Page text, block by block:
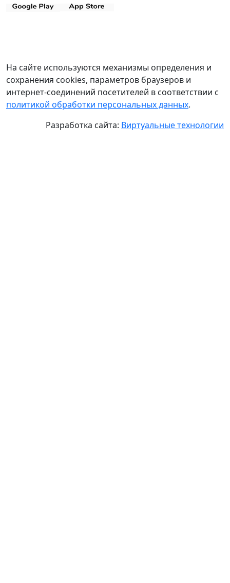
На сайте используются механизмы определения и
сохранения cookies, параметров браузеров и
интернет-соединений посетителей в соответствии с
политикой обработки персональных данных.
Разработка сайта: Виртуальные технологии